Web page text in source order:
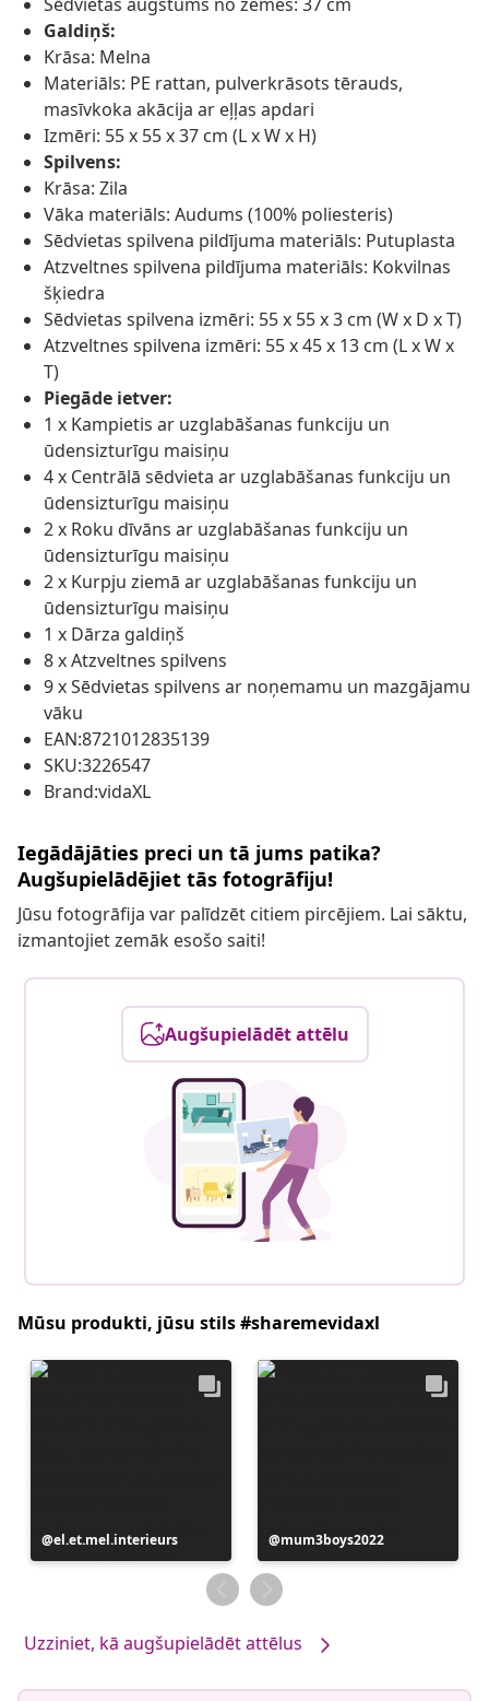
Galdiņš:
Krāsa: Melna
Materiāls: PE rattan, pulverkrāsots tērauds,
masīvkoka akācija ar eļļas apdari
Izmēri: 55 x 55 x 37 cm (L x W x H)
Spilvens:
Krāsa: Zila
Vāka materiāls: Audums (100% poliesteris)
Sēdvietas spilvena pildījuma materiāls: Putuplasta
Atzveltnes spilvena pildījuma materiāls: Kokvilnas
šķiedra
Sēdvietas spilvena izmēri: 55 x 55 x 3 cm (W x D x T)
Atzveltnes spilvena izmēri: 55 x 45 x 13 cm (L x W x
T)
Piegāde ietver:
1 x Kampietis ar uzglabāšanas funkciju un
ūdensizturīgu maisiņu
4 x Centrālā sēdvieta ar uzglabāšanas funkciju un
ūdensizturīgu maisiņu
2 x Roku dīvāns ar uzglabāšanas funkciju un
ūdensizturīgu maisiņu
2 x Kurpju ziemā ar uzglabāšanas funkciju un
ūdensizturīgu maisiņu
1 x Dārza galdiņš
8 x Atzveltnes spilvens
9 x Sēdvietas spilvens ar noņemamu un mazgājamu
vāku
EAN:8721012835139
SKU:3226547
Brand:vidaXL
Iegādājāties preci un tā jums patika?
Augšupielādējiet tās fotogrāfiju!
Jūsu fotogrāfija var palīdzēt citiem pircējiem. Lai sāktu,
izmantojiet zemāk esošo saiti!
Augšupielādēt attēlu
Mūsu produkti, jūsu stils #sharemevidaxl
Ierakstu
publicējis
el.et.mel.interieurs
Ierakstu
publicējis
mum3boys2022
Uzziniet, kā augšupielādēt attēlus